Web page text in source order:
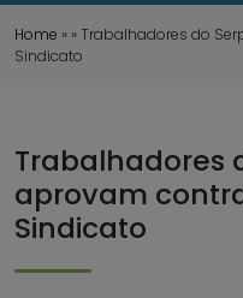
Home » » Trabalhadores do
Sindicato
Trabalhadores
aprovam
Sindicato